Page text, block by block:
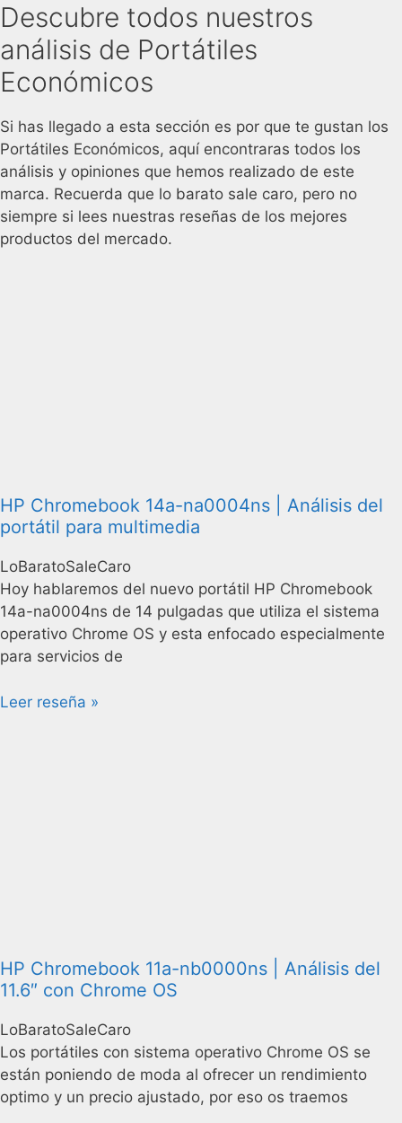
Descubre todos nuestros
análisis de Portátiles
Económicos
Si has llegado a esta sección es por que te gustan los
Portátiles Económicos, aquí encontraras todos los
análisis y opiniones que hemos realizado de este
marca. Recuerda que lo barato sale caro, pero no
siempre si lees nuestras reseñas de los mejores
productos del mercado.
HP Chromebook 14a-na0004ns | Análisis del
portátil para multimedia
LoBaratoSaleCaro
Hoy hablaremos del nuevo portátil HP Chromebook
14a-na0004ns de 14 pulgadas que utiliza el sistema
operativo Chrome OS y esta enfocado especialmente
para servicios de
Leer reseña »
HP Chromebook 11a-nb0000ns | Análisis del
11.6″ con Chrome OS
LoBaratoSaleCaro
Los portátiles con sistema operativo Chrome OS se
están poniendo de moda al ofrecer un rendimiento
optimo y un precio ajustado, por eso os traemos